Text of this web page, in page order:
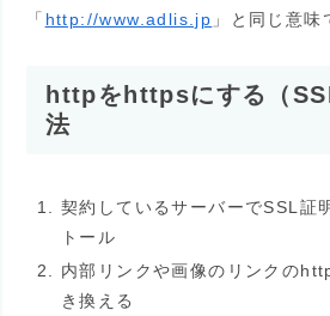
「 http://www.adlis.jp 」と同じ意味
httpをhttpsにする（
法
契約しているサーバーでSSL証
トール
内部リンクや画像のリンクの
き換える